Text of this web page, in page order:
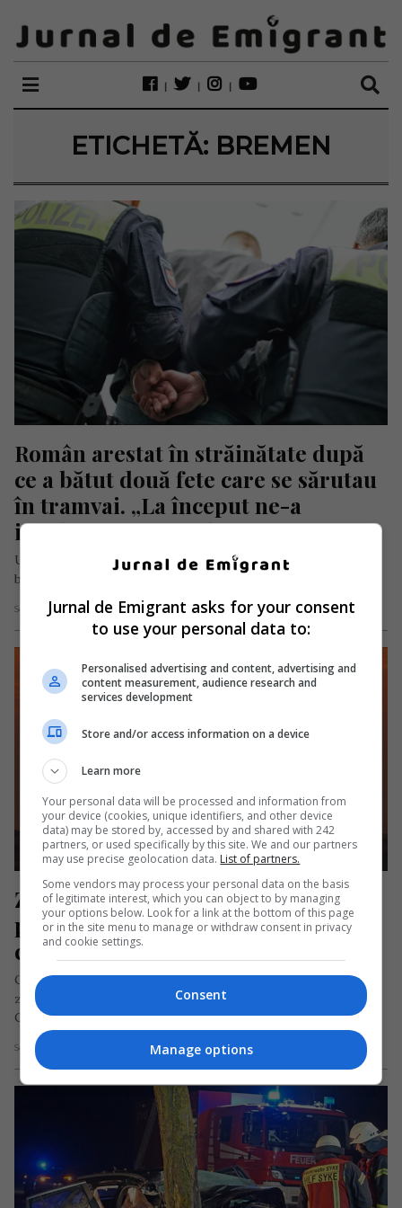
ETICHETĂ: BREMEN
Român arestat în străinătate după
ce a bătut două fete care se sărutau
în tramvai. „La început ne-a
insultat, apoi ne-a lovit”
Un tânăr român de 25 de ani este acuzat că a bătut cu
brutalitate două tinere într-un tramvai din orașul…
Scris de Daniela Stoica- luni, 8 decembrie 2025
Zboruri noi din R. Moldova spre
patru țări din UE, anunțate de
compania aeriană Fly One
Compania aeriană FlyOne a anunțat lansarea a patru noi
zboruri spre țări europene de pe Aeroportul Internațional
Chișinău începând din…
Scris de Mihai Diaconu - joi, 12 septembrie 2024
Jurnal de Emigrant asks for your consent
to use your personal data to:
Personalised advertising and content, advertising and
content measurement, audience research and
services development
Store and/or access information on a device
Learn more
Your personal data will be processed and information from
your device (cookies, unique identifiers, and other device
data) may be stored by, accessed by and shared with 242
partners, or used specifically by this site. We and our partners
may use precise geolocation data. List of partners.
Some vendors may process your personal data on the basis
of legitimate interest, which you can object to by managing
your options below. Look for a link at the bottom of this page
or in the site menu to manage or withdraw consent in privacy
and cookie settings.
Consent
Manage options